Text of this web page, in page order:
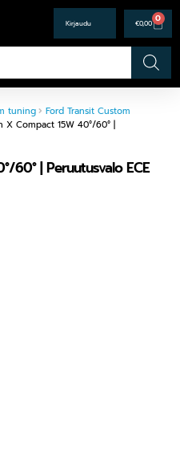
€0,00 0
tuning
Ford Transit Custom
X Compact 15W 40°/60° |
60° | Peruutusvalo ECE